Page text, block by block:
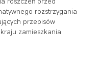
rozstrzygania
przepisów
zamieszkania